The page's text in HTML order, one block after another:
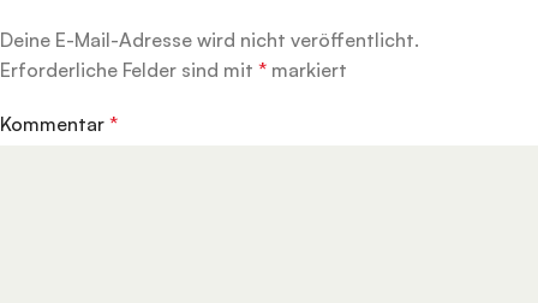
Deine E-Mail-Adresse wird nicht veröffentlicht.
Erforderliche Felder sind mit * markiert
Kommentar *
Alternative: